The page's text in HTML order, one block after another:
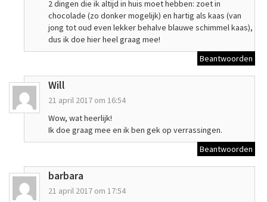
2 dingen die ik altijd in huis moet hebben: zoet in
chocolade (zo donker mogelijk) en hartig als kaas (van
jong tot oud even lekker behalve blauwe schimmel kaas),
dus ik doe hier heel graag mee!
Beantwoorden
Will
21 april 2017 om 16:54
Wow, wat heerlijk!
Ik doe graag mee en ik ben gek op verrassingen.
Beantwoorden
barbara
21 april 2017 om 17:54